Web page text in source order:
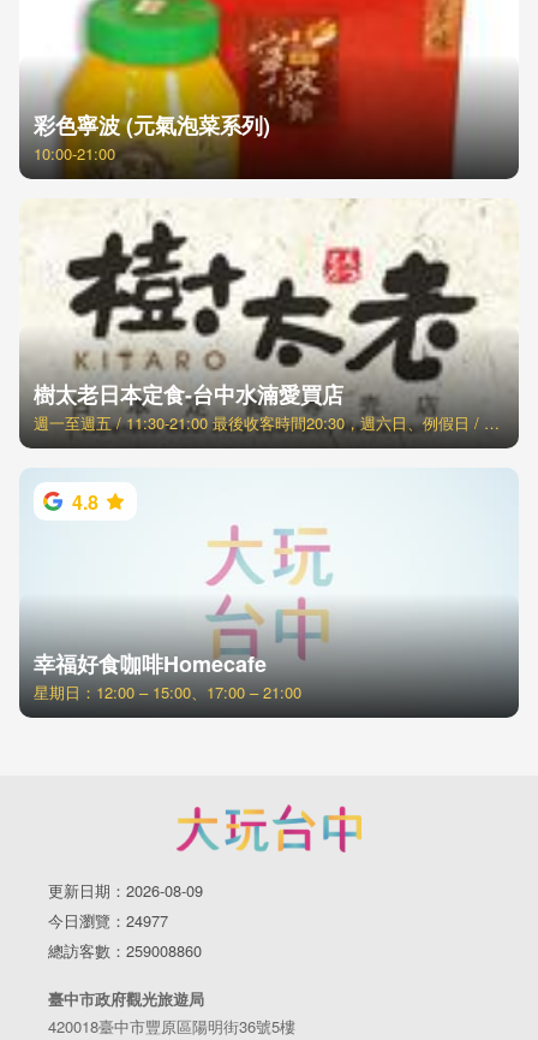
彩色寧波 (元氣泡菜系列)
10:00-21:00
樹太老日本定食-台中水湳愛買店
週一至週五 / 11:30-21:00 最後收客時間20:30，週六日、例假日 / 11:00-21:30 最後收客時間21:00
4.8
幸福好食咖啡Homecafe
星期日：12:00 – 15:00、17:00 – 21:00
更新日期：2026-08-09
今日瀏覽：24977
總訪客數：259008860
臺中市政府觀光旅遊局
420018臺中市豐原區陽明街36號5樓